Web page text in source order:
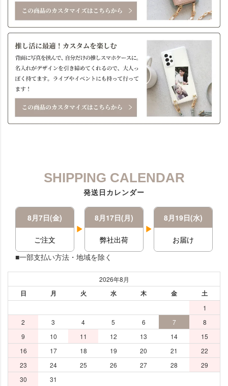
SHIPPING CALENDAR
発送日カレンダー